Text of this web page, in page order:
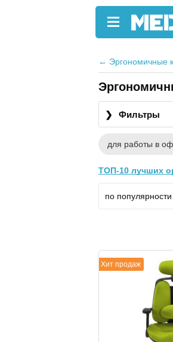
← Эргономичные
❯ Фильтры
для работы в
ТОП-10 лучших
по популярности
Хит продаж